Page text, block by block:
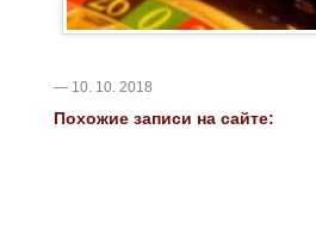
— 10. 10. 2018
Похожие записи на сайте: